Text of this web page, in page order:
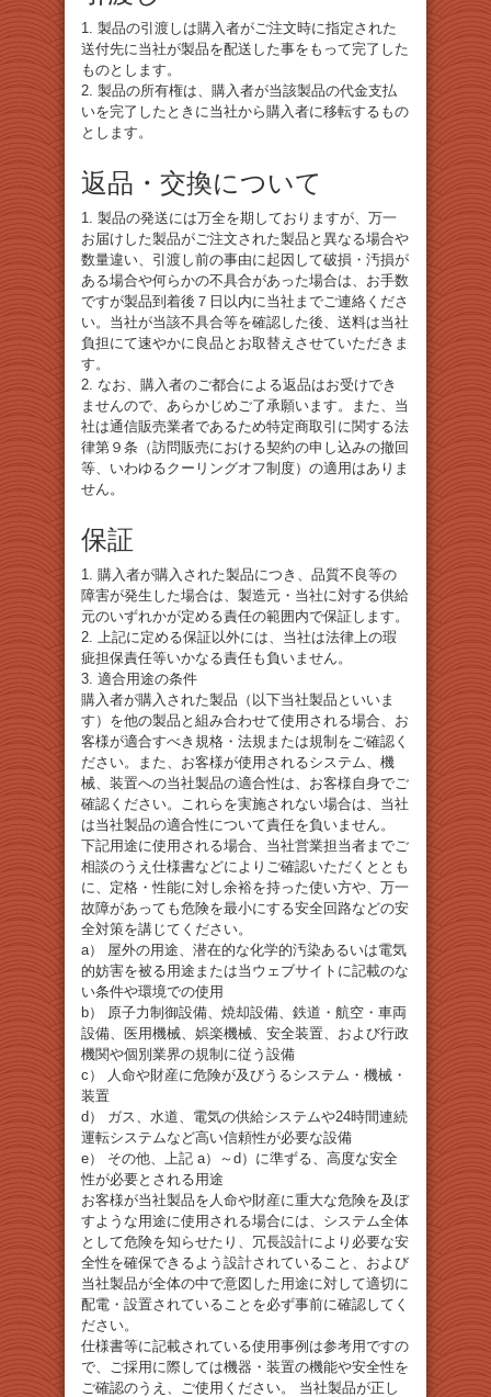
1. 製品の引渡しは購入者がご注文時に指定された
送付先に当社が製品を配送した事をもって完了した
ものとします。
2. 製品の所有権は、購入者が当該製品の代金支払
いを完了したときに当社から購入者に移転するもの
とします。
返品・交換について
1. 製品の発送には万全を期しておりますが、万一
お届けした製品がご注文された製品と異なる場合や
数量違い、引渡し前の事由に起因して破損・汚損が
ある場合や何らかの不具合があった場合は、お手数
ですが製品到着後７日以内に当社までご連絡くださ
い。当社が当該不具合等を確認した後、送料は当社
負担にて速やかに良品とお取替えさせていただきま
す。
2. なお、購入者のご都合による返品はお受けでき
ませんので、あらかじめご了承願います。また、当
社は通信販売業者であるため特定商取引に関する法
律第９条（訪問販売における契約の申し込みの撤回
等、いわゆるクーリングオフ制度）の適用はありま
せん。
保証
1. 購入者が購入された製品につき、品質不良等の
障害が発生した場合は、製造元・当社に対する供給
元のいずれかが定める責任の範囲内で保証します。
2. 上記に定める保証以外には、当社は法律上の瑕
疵担保責任等いかなる責任も負いません。
3. 適合用途の条件
購入者が購入された製品（以下当社製品といいま
す）を他の製品と組み合わせて使用される場合、お
客様が適合すべき規格・法規または規制をご確認く
ださい。また、お客様が使用されるシステム、機
械、装置への当社製品の適合性は、お客様自身でご
確認ください。これらを実施されない場合は、当社
は当社製品の適合性について責任を負いません。
下記用途に使用される場合、当社営業担当者までご
相談のうえ仕様書などによりご確認いただくととも
に、定格・性能に対し余裕を持った使い方や、万一
故障があっても危険を最小にする安全回路などの安
全対策を講じてください。
a） 屋外の用途、潜在的な化学的汚染あるいは電気
的妨害を被る用途または当ウェブサイトに記載のな
い条件や環境での使用
b） 原子力制御設備、焼却設備、鉄道・航空・車両
設備、医用機械、娯楽機械、安全装置、および行政
機関や個別業界の規制に従う設備
c） 人命や財産に危険が及びうるシステム・機械・
装置
d） ガス、水道、電気の供給システムや24時間連続
運転システムなど高い信頼性が必要な設備
e） その他、上記 a）～d）に準ずる、高度な安全
性が必要とされる用途
お客様が当社製品を人命や財産に重大な危険を及ぼ
すような用途に使用される場合には、システム全体
として危険を知らせたり、冗長設計により必要な安
全性を確保できるよう設計されていること、および
当社製品が全体の中で意図した用途に対して適切に
配電・設置されていることを必ず事前に確認してく
ださい。
仕様書等に記載されている使用事例は参考用ですの
で、ご採用に際しては機器・装置の機能や安全性を
ご確認のうえ、ご使用ください。 当社製品が正し